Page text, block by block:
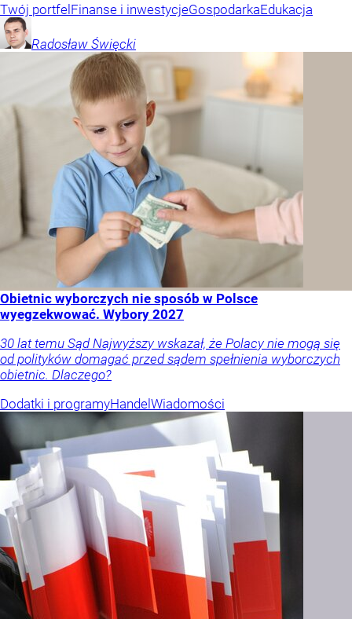
Twój portfelFinanse i inwestycjeGospodarkaEdukacja
Radosław Święcki
Obietnic wyborczych nie sposób w Polsce
wyegzekwować. Wybory 2027
30 lat temu Sąd Najwyższy wskazał, że Polacy nie mogą się
od polityków domagać przed sądem spełnienia wyborczych
obietnic. Dlaczego?
Dodatki i programyHandelWiadomości